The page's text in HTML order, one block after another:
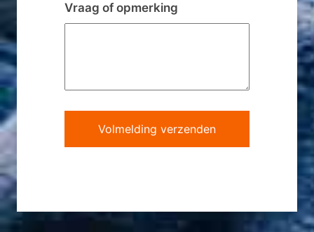
Vraag of opmerking